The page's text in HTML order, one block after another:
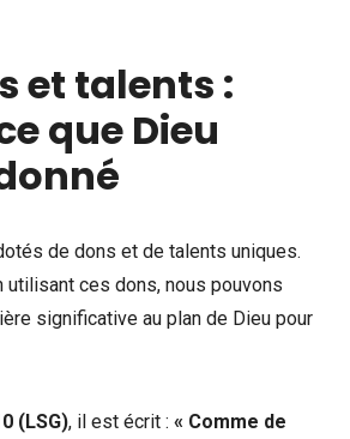
et talents :
que Dieu
de dons et de talents uniques.
utilisant ces dons, nous pouvons
significative au plan de Dieu pour
(LSG), il est écrit : « Comme de